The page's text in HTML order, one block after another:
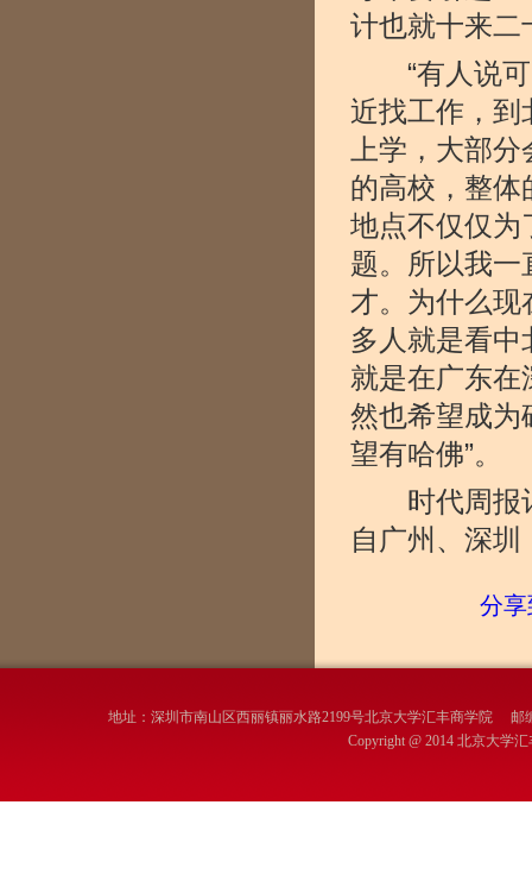
计也就十来二
“有人说可
近找工作，到
上学，大部
的高校，整体
地点不仅仅为
题。所以我一
才。为什么现
多人就是看
就是在广东在
然也希望成为
望有哈佛”。
时代周报记
自广州、深
分
地址：深圳市南山区西丽镇丽水路2199号北京大学汇丰商学院
Copyright @ 2014 北京大学